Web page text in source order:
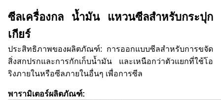
ซีลเครื่องกล น้ำมัน แหวนซีลสำหรับกระปุก
เกียร์
ประสิทธิภาพของผลิตภัณฑ์: การออกแบบซีลสำหรับการขจัด
สิ่งสกปรกและการกักเก็บน้ำมัน และเหนือกว่าตัวแยกที่ใช้โอ
ริงภายในหรือซีลภายในอื่นๆ เพื่อการซีล
พารามิเตอร์ผลิตภัณฑ์: